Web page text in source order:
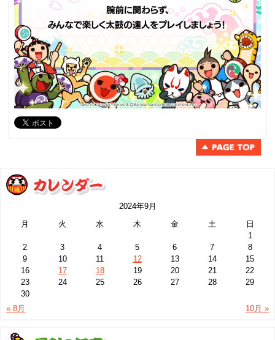
2024年9月
月
火 水 木 金 土
日
1
2
3 4 5 6 7
8
9
10 11 12 13 14
15
16
17 18 19 20 21
22
23
24 25 26 27 28
29
30
« 8月
10月 »